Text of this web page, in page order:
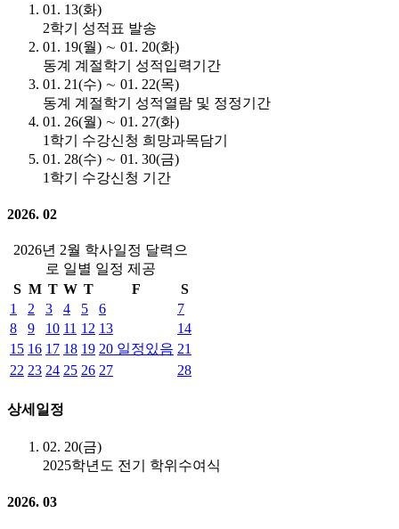
01. 13(화)
2학기 성적표 발송
01. 19(월) ∼ 01. 20(화)
동계 계절학기 성적입력기간
01. 21(수) ∼ 01. 22(목)
동계 계절학기 성적열람 및 정정기간
01. 26(월) ∼ 01. 27(화)
1학기 수강신청 희망과목담기
01. 28(수) ∼ 01. 30(금)
1학기 수강신청 기간
2026. 02
2026년 2월 학사일정 달력으
로 일별 일정 제공
S M T W T F
S
1
2 3 4 5 6
7
8
9 10 11 12 13
14
15 16 17 18 19 20 일정있음 21
22 23 24 25 26 27 28
상세일정
02. 20(금)
2025학년도 전기 학위수여식
2026. 03